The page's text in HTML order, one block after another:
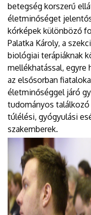
betegség korszerű
életminőséget
kórképek különböző
Palatka Károly, a
biológiai terápiáknak
mellékhatással,
az elsősorban
életminőséggel járó
tudományos találkozó
túlélési, gyógyulási
szakemberek.